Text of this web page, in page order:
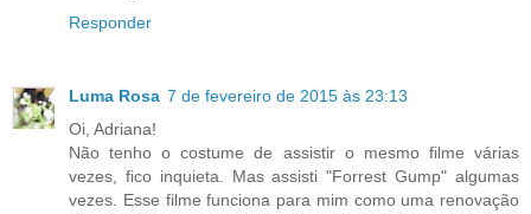
Responder
Luma Rosa 7 de fevereiro de 2015 às 23:13
Oi, Adriana!
Não tenho o costume de assistir o mesmo filme várias
vezes, fico inquieta. Mas assisti "Forrest Gump" algumas
vezes. Esse filme funciona para mim como uma renovação